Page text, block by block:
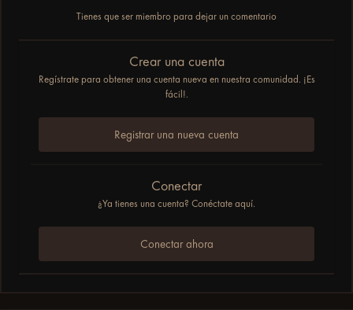
Tienes que ser miembro para dejar un comentario
Crear una cuenta
Regístrate para obtener una cuenta nueva en nuestra comunidad. ¡Es
fácil!.
Registrar una nueva cuenta
Conectar
¿Ya tienes una cuenta? Conéctate aquí.
Conectar ahora